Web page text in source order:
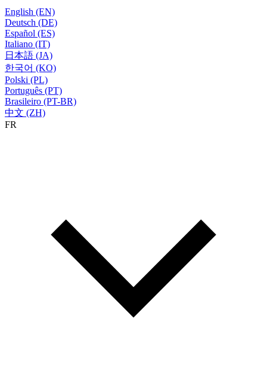
English (EN)
Deutsch (DE)
Español (ES)
Italiano (IT)
日本語 (JA)
한국어 (KO)
Polski (PL)
Português (PT)
Brasileiro (PT-BR)
中文 (ZH)
FR